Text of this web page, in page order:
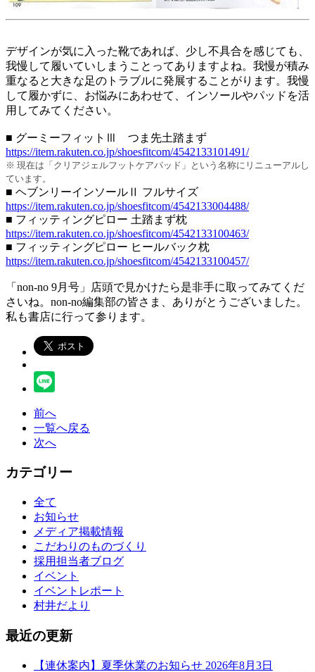
デザインが気に入った靴であれば、少し不具合を感じても、
我慢して履いていしまうことってありますよね。我慢が積み
重なると大きな足のトラブルに発展することがります。我慢
して履かずに、お悩みにあわせて、インソールやパッドを活
用してみてください。
■ グーミーフィットⅢ つま先土踏まず
https://item.rakuten.co.jp/shoesfitcom/4542133101491/
※ 現在は「クリアジェルフットケアパッド」という名称にリニューアルし
ています。
■ ヘブンリーインソールⅡ フルサイズ
https://item.rakuten.co.jp/shoesfitcom/4542133004488/
■ フィッティングピロー 土踏まず枕
https://item.rakuten.co.jp/shoesfitcom/4542133100463/
■ フィッティングピロー ヒールバック枕
https://item.rakuten.co.jp/shoesfitcom/4542133100457/
「non-no 9月号」店頭で見かけたら是非手に取ってみてくだ
さいね。non-no編集部の皆さま、ありがとうございました。
私も書店に行って参ります。
前へ
一覧へ戻る
次へ
カテゴリー
全て
お知らせ
メディア掲載情報
こだわりのものづくり
採用担当者ブログ
イベント
イベントレポート
村井だより
最近の更新
【連休案内】夏季休業のお知らせ 2026年8月3日